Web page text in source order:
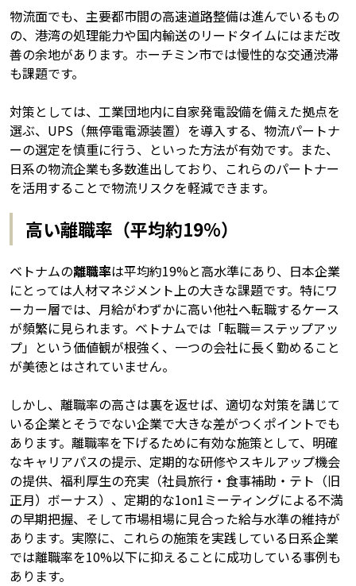
物流面でも、主要都市間の高速道路整備は進んでいるもの
の、港湾の処理能力や国内輸送のリードタイムにはまだ改
善の余地があります。ホーチミン市では慢性的な交通渋滞
も課題です。
対策としては、工業団地内に自家発電設備を備えた拠点を
選ぶ、UPS（無停電電源装置）を導入する、物流パートナ
ーの選定を慎重に行う、といった方法が有効です。また、
日系の物流企業も多数進出しており、これらのパートナー
を活用することで物流リスクを軽減できます。
高い離職率（平均約19%）
ベトナムの離職率は平均約19%と高水準にあり、日本企業
にとっては人材マネジメント上の大きな課題です。特にワ
ーカー層では、月給がわずかに高い他社へ転職するケース
が頻繁に見られます。ベトナムでは「転職＝ステップアッ
プ」という価値観が根強く、一つの会社に長く勤めること
が美徳とはされていません。
しかし、離職率の高さは裏を返せば、適切な対策を講じて
いる企業とそうでない企業で大きな差がつくポイントでも
あります。離職率を下げるために有効な施策として、明確
なキャリアパスの提示、定期的な研修やスキルアップ機会
の提供、福利厚生の充実（社員旅行・食事補助・テト（旧
正月）ボーナス）、定期的な1on1ミーティングによる不満
の早期把握、そして市場相場に見合った給与水準の維持が
あります。実際に、これらの施策を実践している日系企業
では離職率を10%以下に抑えることに成功している事例も
あります。